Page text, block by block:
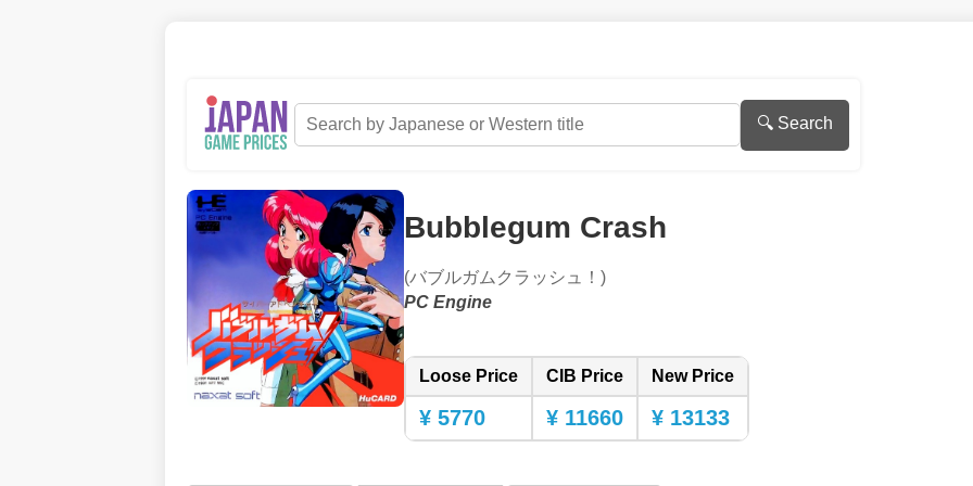
🔍 Search
Bubblegum Crash
(バブルガムクラッシュ！)
PC Engine
Loose Price CIB Price New Price
¥ 5770 ¥ 11660 ¥ 13133